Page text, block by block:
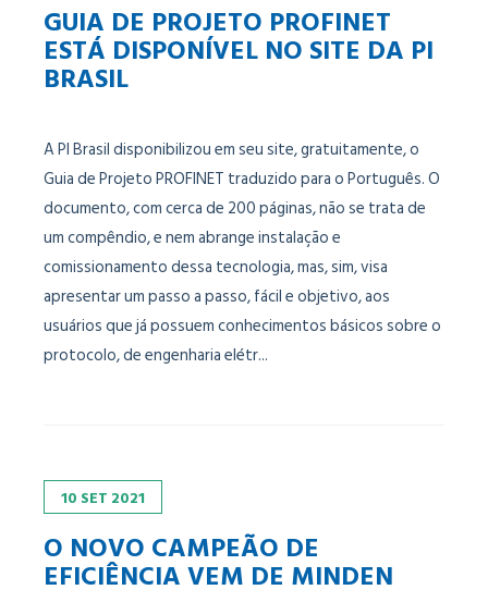
GUIA DE PROJETO PROFINET
ESTÁ DISPONÍVEL NO SITE DA PI
BRASIL
A PI Brasil disponibilizou em seu site, gratuitamente, o
Guia de Projeto PROFINET traduzido para o Português. O
documento, com cerca de 200 páginas, não se trata de
um compêndio, e nem abrange instalação e
comissionamento dessa tecnologia, mas, sim, visa
apresentar um passo a passo, fácil e objetivo, aos
usuários que já possuem conhecimentos básicos sobre o
protocolo, de engenharia elétr...
10 SET 2021
O NOVO CAMPEÃO DE
EFICIÊNCIA VEM DE MINDEN